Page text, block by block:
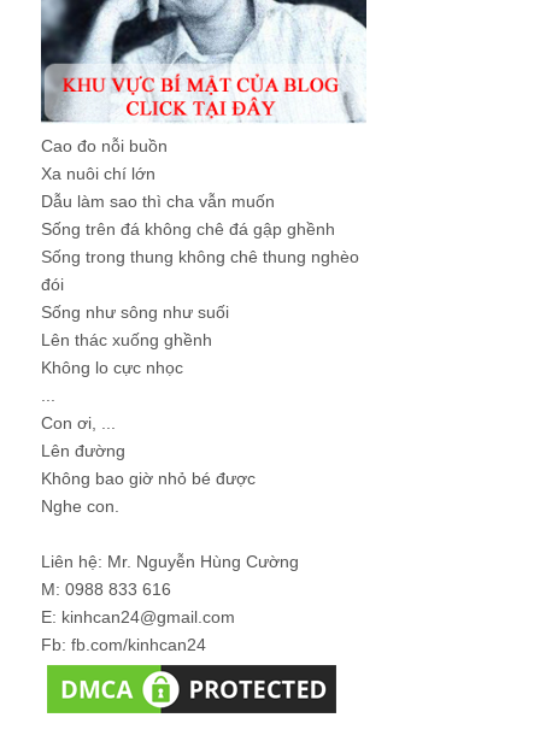
Cao đo nỗi buồn
Xa nuôi chí lớn
Dẫu làm sao thì cha vẫn muốn
Sống trên đá không chê đá gập ghềnh
Sống trong thung không chê thung nghèo
đói
Sống như sông như suối
Lên thác xuống ghềnh
Không lo cực nhọc
Con ơi, ...
Lên đường
Không bao giờ nhỏ bé được
Nghe con.
Liên hệ: Mr. Nguyễn Hùng Cường
M: 0988 833 616
E: kinhcan24@gmail.com
Fb: fb.com/kinhcan24